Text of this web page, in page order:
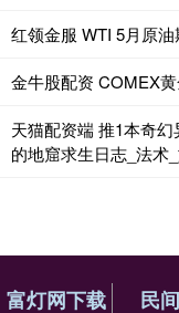
红领金服 WTI 5月原
金牛股配资 COMEX
天猫配资端 推1本奇
的地窟求生日志_法术
富灯网下载 民